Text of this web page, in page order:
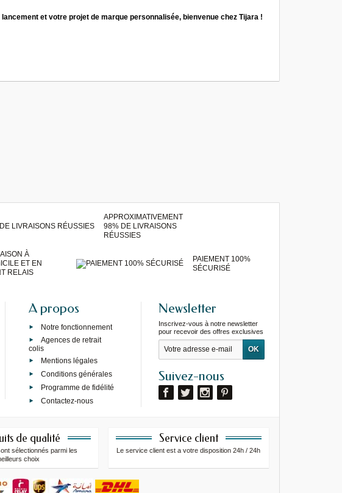
et votre projet de marque personnalisée, bienvenue chez Tijara !
APPROXIMATIVEMENT
98% DE LIVRAISONS
RÉUSSIES
À
ET EN
RELAIS
PAIEMENT 100%
SÉCURISÉ
A propos
Notre fonctionnement
Agences de retrait
colis
Mentions légales
Conditions générales
Programme de fidélité
Contactez-nous
Newsletter
Inscrivez-vous à notre newsletter
pour recevoir des offres exclusives
Suivez-nous
de qualité
sélectionnés parmi les
choix
Service client
Le service client est a votre disposition 24h / 24h